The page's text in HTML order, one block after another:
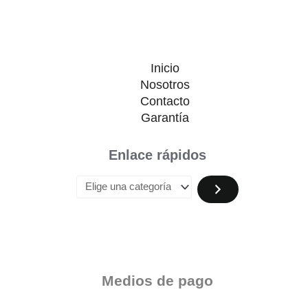
Inicio
Nosotros
Contacto
Garantía
Enlace rápidos
Medios de pago